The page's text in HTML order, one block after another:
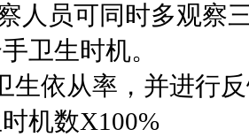
人员可同时多观察
卫生时机。
生依从率，并进行
机数X100%